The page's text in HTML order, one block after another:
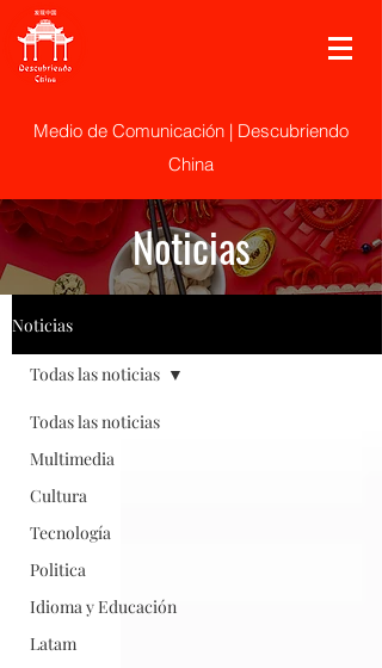
Medio de Comunicación | Descubriendo
China
Noticias
Noticias
Todas las noticias
Multimedia
Cultura
Tecnología
Politica
Idioma y Educación
Latam
Todas las noticias